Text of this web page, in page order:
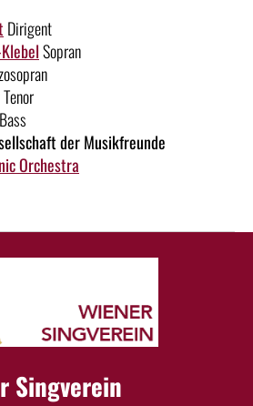
Dirigent
Sopran
Tenor
Bass
der Musikfreunde
Orchestra
Singverein